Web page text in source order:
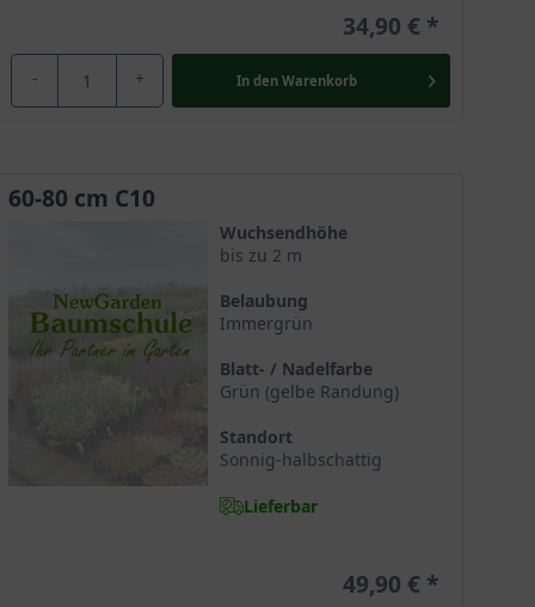
34,90 €
- + In den Warenkorb
60-80 cm C10
Wuchsendhöhe
bis zu 2 m
Belaubung
Immergrün
Blatt- / Nadelfarbe
Grün (gelbe Randung)
Standort
Sonnig-halbschattig
Lieferbar
49,90 €